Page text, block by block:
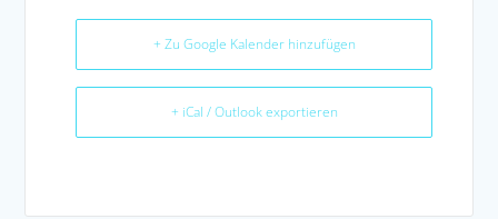
+ Zu Google Kalender hinzufügen
+ iCal / Outlook exportieren